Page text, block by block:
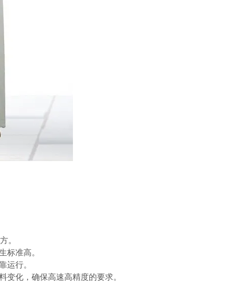
。
标准高。
运行。
变化，确保高速高精度的要求。